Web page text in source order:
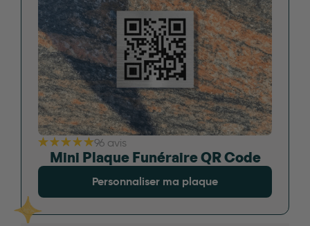
96 avis
Mini Plaque Funéraire QR Code
Personnaliser ma plaque